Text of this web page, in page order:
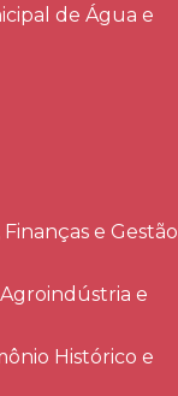
de Água e
e Gestão
e
Histórico e